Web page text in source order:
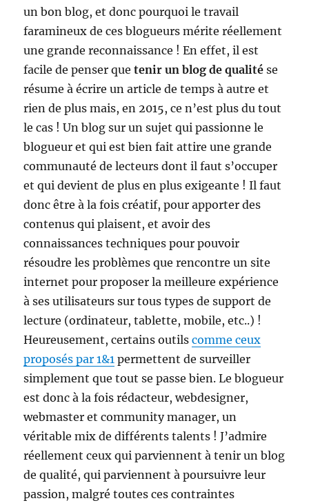
un bon blog, et donc pourquoi le travail
faramineux de ces blogueurs mérite réellement
une grande reconnaissance ! En effet, il est
facile de penser quetenir un blog de qualitése
résume à écrire un article de temps à autre et
rien de plus mais, en 2015, ce n’est plus du tout
le cas ! Un blog sur un sujet qui passionne le
blogueur et qui est bien fait attire une grande
communauté de lecteurs dont il faut s’occuper
et qui devient de plus en plus exigeante ! Il faut
donc être à la fois créatif, pour apporter des
contenus qui plaisent, et avoir des
connaissances techniques pour pouvoir
résoudre les problèmes que rencontre un site
internet pour proposer la meilleure expérience
à ses utilisateurs sur tous types de support de
lecture (ordinateur, tablette, mobile, etc..) !
Heureusement, certains outilscomme ceux
proposés par 1&1 permettent de surveiller
simplement que tout se passe bien. Le blogueur
est donc à la fois rédacteur, webdesigner,
webmaster et community manager, un
véritable mix de différents talents ! J’admire
réellement ceux qui parviennent à tenir un blog
de qualité, qui parviennent à poursuivre leur
passion, malgré toutes ces contraintes